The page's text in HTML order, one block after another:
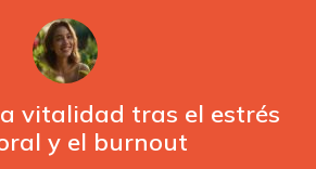
se
abre
en
ventana
nueva
abre
en
una
ventana
nueva
ventana
nueva
vitalidad tras el estrés
y el burnout